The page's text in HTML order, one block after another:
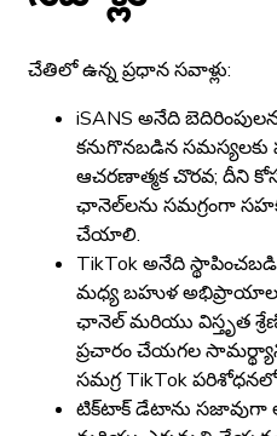
చేతిలో ఉన్న ప్రధాన సవాళ్లు:
iSANS అనేది
కనుగొనబడిన
ఆచరణాత్మక చొరవ; దీని
ఛానెల్‌లను సమగ్రంగా
చేయాలి.
TikTok అనేది
మధ్య బహుళ
ఛానెల్ మరియు విస్తృత
ప్రచారం చేయగల
సమగ్ర TikTok
టిక్‌టాక్ డేటాను సజావుగా